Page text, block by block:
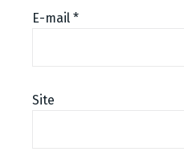
E-mail *
Site